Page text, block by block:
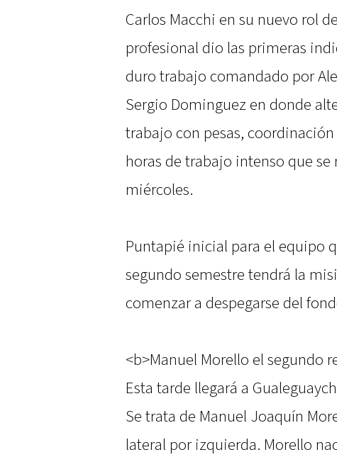
Carlos Macchi en su nuevo rol
profesional dio las primeras
duro trabajo comandado por
Sergio Dominguez en donde
trabajo con pesas,
horas de trabajo intenso que
miércoles.
Puntapié inicial para el equipo
segundo semestre tendrá la
comenzar a despegarse del
<b>Manuel Morello el segundo
Esta tarde llegará a
Se trata de Manuel Joaquín
lateral por izquierda. Morello